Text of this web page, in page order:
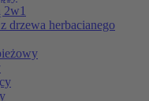
2w1
drzewa herbacianego